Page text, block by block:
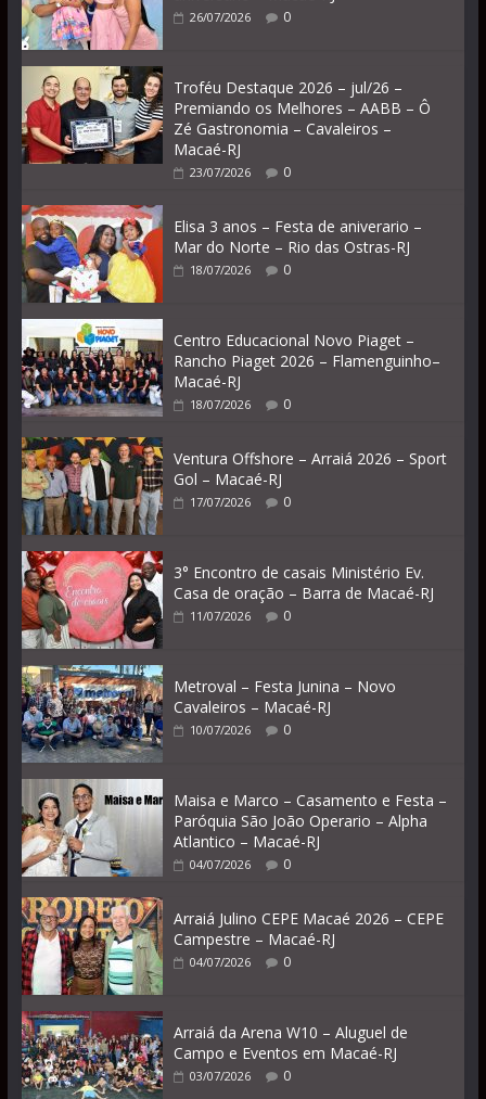
26/07/2026 0
Troféu Destaque 2026 – jul/26 –
Premiando os Melhores – AABB – Ô
Zé Gastronomia – Cavaleiros –
Macaé-RJ
23/07/2026 0
Elisa 3 anos – Festa de aniverario –
Mar do Norte – Rio das Ostras-RJ
18/07/2026 0
Centro Educacional Novo Piaget –
Rancho Piaget 2026 – Flamenguinho–
Macaé-RJ
18/07/2026 0
Ventura Offshore – Arraiá 2026 – Sport
Gol – Macaé-RJ
17/07/2026 0
3° Encontro de casais Ministério Ev.
Casa de oração – Barra de Macaé-RJ
11/07/2026 0
Metroval – Festa Junina – Novo
Cavaleiros – Macaé-RJ
10/07/2026 0
Maisa e Marco – Casamento e Festa –
Paróquia São João Operario – Alpha
Atlantico – Macaé-RJ
04/07/2026 0
Arraiá Julino CEPE Macaé 2026 – CEPE
Campestre – Macaé-RJ
04/07/2026 0
Arraiá da Arena W10 – Aluguel de
Campo e Eventos em Macaé-RJ
03/07/2026 0